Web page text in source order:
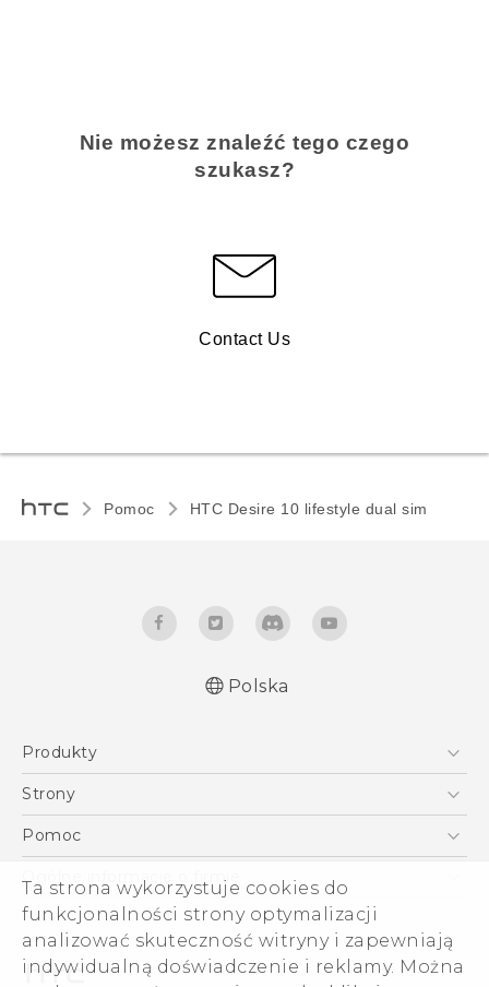
Ta strona wykorzystuje cookies do
funkcjonalności strony optymalizacji
analizować skuteczność witryny i zapewniają
indywidualną doświadczenie i reklamy. Można
Nie możesz znaleźć tego czego
szukasz?
Contact Us
Pomoc HTC Desire 10 lifestyle dual sim‎
Polish - Wytyczne dotyczące bezpieczeństwa i
English - User manual
English - Safety and regulatory guide
Polska
Produkty
Smartfony
VIVE
Akcesoria
Strony
HTC Vive
Pomoc
Pomoc E-commerce
Ogólne informacje o firmie
ESG
Informacje o firmie
Dla inwestorów (angielski)